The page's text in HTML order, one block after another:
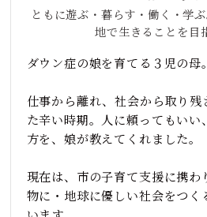
ともに遊ぶ・暮らす・働く・学
地で生きることを目
ダウン症の娘を育てる３児の母。
仕事から離れ、社会から取り
た辛い時期。人に頼ってもいい
方を、娘が教えてくれました。
現在は、市の子育て支援に携わ
物に・地球に優しい社会をつく
います。